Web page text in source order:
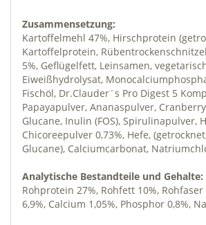
Zusammensetzung:
Kartoffelmehl 47%, Hirschprotein
Kartoffelprotein,
5%, Geflügelfett, Leinsamen,
Eiweißhydrolysat,
Fischöl, Dr.Clauder´s Pro Digest 5
Papayapulver, Ananaspulver,
Glucane, Inulin (FOS), Spirulinapulver,
Chicoreepulver 0,73%, Hefe,
Glucane), Calciumcarbonat,
Analytische Bestandteile und Gehalte:
Rohprotein 27%, Rohfett 10%, Rohfaser
6,9%, Calcium 1,05%, Phosphor 0,8%,